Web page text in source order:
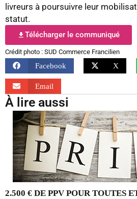
livreurs à poursuivre leur
statut.
Télécharger le communiqué
Crédit photo : SUD Commerce Francilien
Facebook X
Email
À lire aussi
2.500 € DE PPV POUR TOUTES